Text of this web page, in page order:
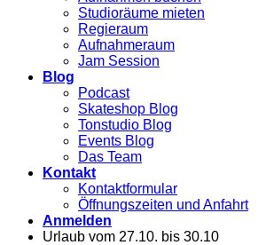
Studioräume mieten
Regieraum
Aufnahmeraum
Jam Session
Blog
Podcast
Skateshop Blog
Tonstudio Blog
Events Blog
Das Team
Kontakt
Kontaktformular
Öffnungszeiten und Anfahrt
Anmelden
Urlaub vom 27.10. bis 30.10